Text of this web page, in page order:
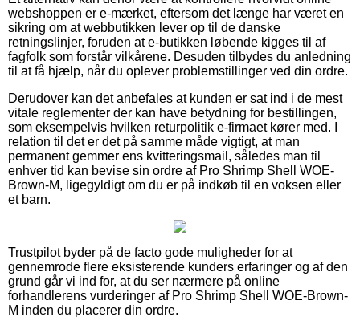
webshoppen er e-mærket, eftersom det længe har været en
sikring om at webbutikken lever op til de danske
retningslinjer, foruden at e-butikken løbende kigges til af
fagfolk som forstår vilkårene. Desuden tilbydes du anledning
til at få hjælp, når du oplever problemstillinger ved din ordre.
Derudover kan det anbefales at kunden er sat ind i de mest
vitale reglementer der kan have betydning for bestillingen,
som eksempelvis hvilken returpolitik e-firmaet kører med. I
relation til det er det på samme måde vigtigt, at man
permanent gemmer ens kvitteringsmail, således man til
enhver tid kan bevise sin ordre af Pro Shrimp Shell WOE-
Brown-M, ligegyldigt om du er på indkøb til en voksen eller
et barn.
Trustpilot byder på de facto gode muligheder for at
gennemrode flere eksisterende kunders erfaringer og af den
grund går vi ind for, at du ser nærmere på online
forhandlerens vurderinger af Pro Shrimp Shell WOE-Brown-
M inden du placerer din ordre.